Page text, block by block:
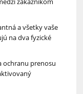
a všetky vaše
na dva fyzické
ochranu prenosu